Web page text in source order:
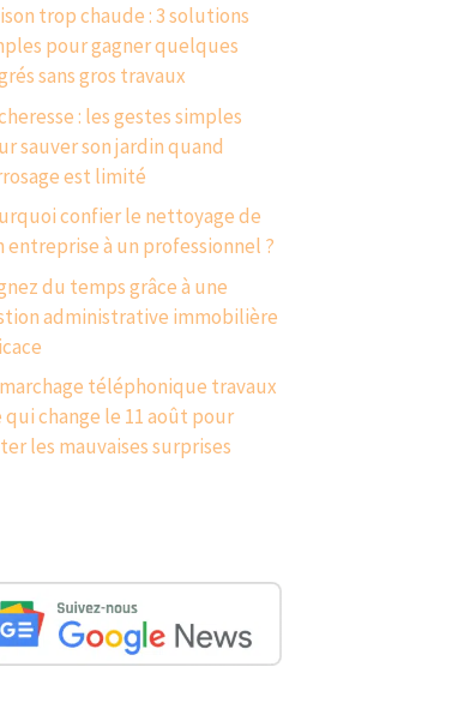
trop chaude : 3 solutions
pour gagner quelques
sans gros travaux
: les gestes simples
sauver son jardin quand
est limité
confier le nettoyage de
entreprise à un professionnel ?
du temps grâce à une
administrative immobilière
téléphonique travaux
qui change le 11 août pour
les mauvaises surprises